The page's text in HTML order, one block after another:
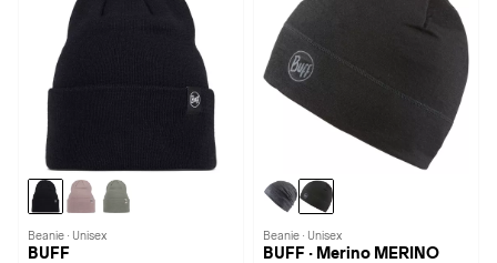
Beanie · Unisex
BUFF
Beanie · Unisex
BUFF · Merino MERINO